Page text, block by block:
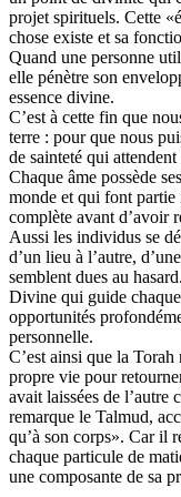
projet spirituels. Cette
chose existe et sa
Quand une personne
elle pénètre son
essence divine.
C’est à cette fin que
terre : pour que nous
de sainteté qui
Chaque âme possède
monde et qui font partie
complète avant d’avoir
Aussi les individus se
d’un lieu à l’autre,
semblent dues au
Divine qui guide chaque
opportunités
personnelle.
C’est ainsi que la
propre vie pour
avait laissées de l’autre
remarque le Talmud,
qu’à son corps». Car il
chaque particule de
une composante de sa